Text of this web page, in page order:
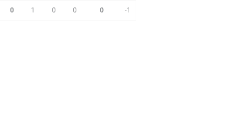
0 1 0 0 0 -1